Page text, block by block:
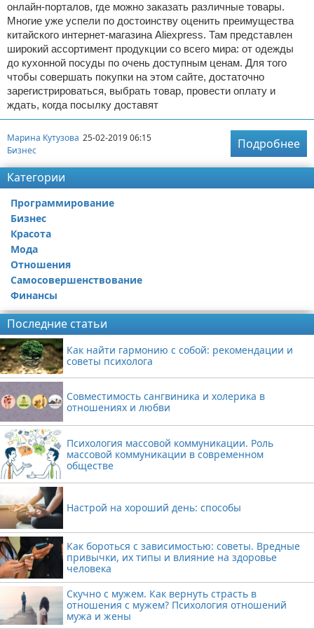
онлайн-порталов, где можно заказать различные товары.
Многие уже успели по достоинству оценить преимущества
китайского интернет-магазина Aliexpress. Там представлен
широкий ассортимент продукции со всего мира: от одежды
до кухонной посуды по очень доступным ценам. Для того
чтобы совершать покупки на этом сайте, достаточно
зарегистрироваться, выбрать товар, провести оплату и
ждать, когда посылку доставят
Марина Кутузова 25-02-2019 06:15
Бизнес
Подробнее
Категории
Программирование
Бизнес
Красота
Мода
Отношения
Самосовершенствование
Финансы
Последние статьи
Как найти гармонию с собой: рекомендации и
советы психолога
Совместимость сангвиника и холерика в
отношениях и любви
Психология массовой коммуникации. Роль
массовой коммуникации в современном
обществе
Настрой на хороший день: способы
Как бороться с зависимостью: советы. Вредные
привычки, их типы и влияние на здоровье
человека
Скучно с мужем. Как вернуть страсть в
отношения с мужем? Психология отношений
мужа и жены